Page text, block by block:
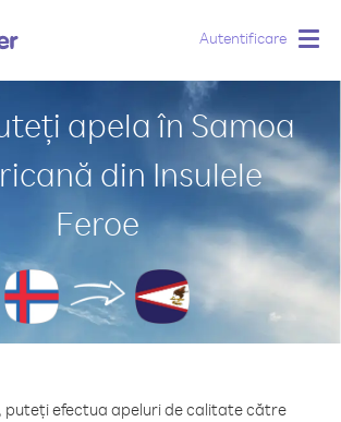
Autentificare
apela în Samoa
din Insulele
Feroe
puteți efectua apeluri de calitate către